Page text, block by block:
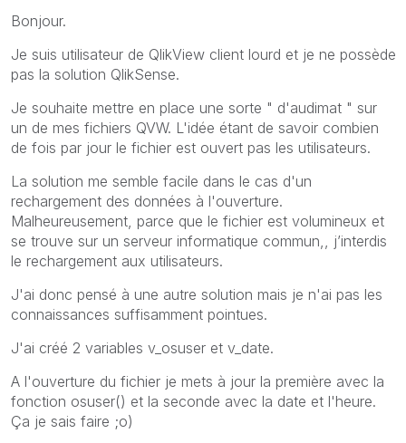
Bonjour.
Je suis utilisateur de QlikView client lourd et je ne possède
pas la solution QlikSense.
Je souhaite mettre en place une sorte " d'audimat " sur
un de mes fichiers QVW. L'idée étant de savoir combien
de fois par jour le fichier est ouvert pas les utilisateurs.
La solution me semble facile dans le cas d'un
rechargement des données à l'ouverture.
Malheureusement, parce que le fichier est volumineux et
se trouve sur un serveur informatique commun,, j’interdis
le rechargement aux utilisateurs.
J'ai donc pensé à une autre solution mais je n'ai pas les
connaissances suffisamment pointues.
J'ai créé 2 variables v_osuser et v_date.
A l'ouverture du fichier je mets à jour la première avec la
fonction osuser() et la seconde avec la date et l'heure.
Ça je sais faire ;o)